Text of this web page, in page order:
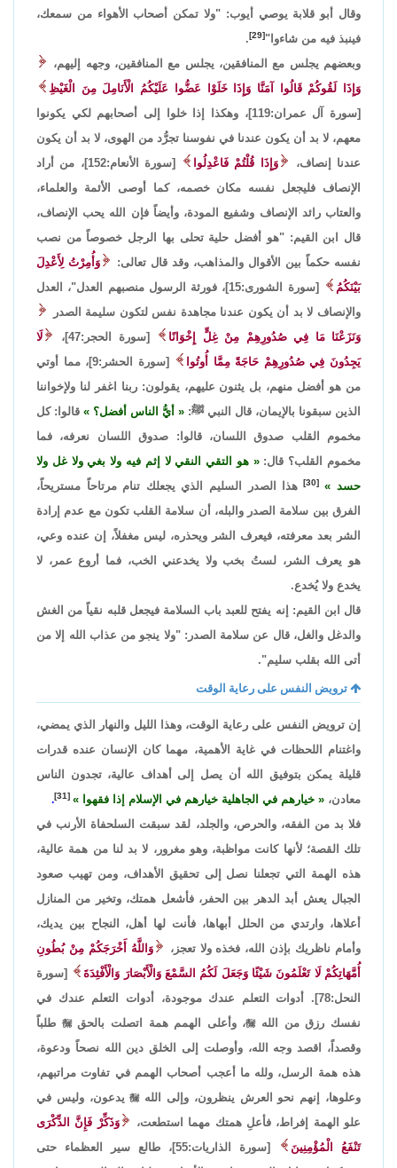
وقال أبو قلابة يوصي أيوب: "ولا تمكن أصحاب الأهواء من سمعك،
فينبذ فيه من شاءوا"[29]
.
وبعضهم يجلس مع المنافقين، يجلس مع المنافقين، وجهه إليهم،
وَإِذَا لَقُوكُمْ قَالُوا آمَنَّا وَإِذَا خَلَوْا عَضُّوا عَلَيْكُمُ الْأَنَامِلَ مِنَ الْغَيْظِ
[سورة آل عمران:119]، وهكذا إذا خلوا إلى أصحابهم لكي يكونوا
معهم، لا بد أن يكون عندنا في نفوسنا تجرُّد من الهوى، لا بد أن يكون
عندنا إنصاف،
وَإِذَا قُلْتُمْ فَاعْدِلُوا
[سورة الأنعام:152]، من أراد
الإنصاف فليجعل نفسه مكان خصمه، كما أوصى الأئمة والعلماء،
والعتاب رائد الإنصاف وشفيع المودة، وأيضاً فإن الله يحب الإنصاف،
قال ابن القيم: "هو أفضل حلية تحلى بها الرجل خصوصاً من نصب
نفسه حكماً بين الأقوال والمذاهب، وقد قال تعالى:
وَأُمِرْتُ لِأَعْدِلَ
بَيْنَكُمُ
[سورة الشورى:15]، فورثة الرسول منصبهم العدل"، العدل
والإنصاف لا بد أن يكون عندنا مجاهدة نفس لتكون سليمة الصدر
وَنَزَعْنَا مَا فِي صُدُورِهِمْ مِنْ غِلٍّ إِخْوَانًا
[سورة الحجر:47]،
لَا
يَجِدُونَ فِي صُدُورِهِمْ حَاجَةً مِمَّا أُوتُوا
[سورة الحشر:9]، مما أوتي
من هو أفضل منهم، بل يثنون عليهم، يقولون: ربنا اغفر لنا ولإخواننا
الذين سبقونا بالإيمان، قال النبي ﷺ:
أيُّ الناس أفضل؟
قالوا: كل
مخموم القلب صدوق اللسان، قالوا: صدوق اللسان نعرفه، فما
مخموم القلب؟ قال:
هو التقي النقي لا إثم فيه ولا بغي ولا غل ولا
حسد
[30]
هذا الصدر السليم الذي يجعلك تنام مرتاحاً مستريحاً،
الفرق بين سلامة الصدر والبله، أن سلامة القلب تكون مع عدم إرادة
الشر بعد معرفته، فيعرف الشر ويحذره، ليس مغفلاً، إن عنده وعي،
هو يعرف الشر، لستُ بخب ولا يخدعني الخب، فما أروع عمر، لا
يخدع ولا يُخدع.
قال ابن القيم: إنه يفتح للعبد باب السلامة فيجعل قلبه نقياً من الغش
والدغل والغل، قال عن سلامة الصدر: "ولا ينجو من عذاب الله إلا من
أتى الله بقلب سليم".
ترويض النفس على رعاية الوقت
إن ترويض النفس على رعاية الوقت، وهذا الليل والنهار الذي يمضي،
واغتنام اللحظات في غاية الأهمية، مهما كان الإنسان عنده قدرات
قليلة يمكن بتوفيق الله أن يصل إلى أهداف عالية، تجدون الناس
معادن،
خيارهم في الجاهلية خيارهم في الإسلام إذا فقهوا [31]
.
فلا بد من الفقه، والحرص، والجلد، لقد سبقت السلحفاة الأرنب في
تلك القصة؛ لأنها كانت مواظبة، وهو مغرور، لا بد لنا من همة عالية،
هذه الهمة التي تجعلنا نصل إلى تحقيق الأهداف، ومن تهيب صعود
الجبال يعش أبد الدهر بين الحفر، فأشعل همتك، وتخير من المنازل
أعلاها، وارتدي من الحلل أبهاها، فأنت لها أهل، النجاح بين يديك،
وأمام ناظريك بإذن الله، فخذه ولا تعجز،
وَاللَّهُ أَخْرَجَكُمْ مِنْ بُطُونِ
أُمَّهَاتِكُمْ لَا تَعْلَمُونَ شَيْئًا وَجَعَلَ لَكُمُ السَّمْعَ وَالْأَبْصَارَ وَالْأَفْئِدَةَ
[سورة
النحل:78]. أدوات التعلم عندك موجودة، أدوات التعلم عندك في
نفسك رزق من الله، وأعلى الهمم همة اتصلت بالحق طلباً
وقصداً، اقصد وجه الله، وأوصلت إلى الخلق دين الله نصحاً ودعوة،
هذه همة الرسل، ولله ما أعجب أصحاب الهمم في تفاوت مراتبهم،
وعلوها، إنهم نحو العرش ينظرون، وإلى اللهيدعون، وليس في
علو الهمة إفراط، فأعلِ همتك مهما استطعت،
وَذَكِّرْ فَإِنَّ الذِّكْرَى
تَنْفَعُ الْمُؤْمِنِينَ
[سورة الذاريات:55]، طالع سير العظماء حتى